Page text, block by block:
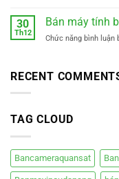
30
Th12
Bán máy tính
Chức năng bình luận
RECENT
TAG CLOUD
Bancameraquansat